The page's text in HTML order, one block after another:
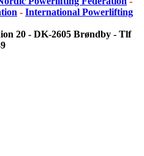
- International Powerlifting
20 - DK-2605 Brøndby - Tlf